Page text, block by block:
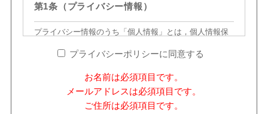
第1条（プライバシー情報）
プライバシー情報のうち「個人情報」とは，個人情報保
に関する情報であって，当該情報に含まれる氏名，生年
定の個人を識別できる情報を指します。
プライバシー情報のうち「履歴情報および特性情報」と
は，上記に定める「個人情報」以外のものをいい，ご利
プライバシーポリシーに同意する
お名前は必須項目です。
メールアドレスは必須項目です。
ご住所は必須項目です。